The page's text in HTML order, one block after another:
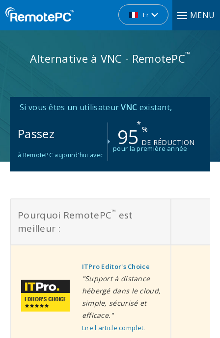
Fr MENU
Alternative à VNC - RemotePC™
Si vous êtes un utilisateurVNC existant,
Passez
à RemotePC aujourd'hui avec
95
*%
DE RÉDUCTION
pour la première année
Pourquoi RemotePC™ est
meilleur :
ITPro Editor's Choice
"Support à distance
hébergé dans le cloud,
simple, sécurisé et
efficace."
Lire l'article complet.